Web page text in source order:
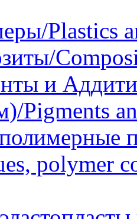
Plastics
и
Pigments
polymer